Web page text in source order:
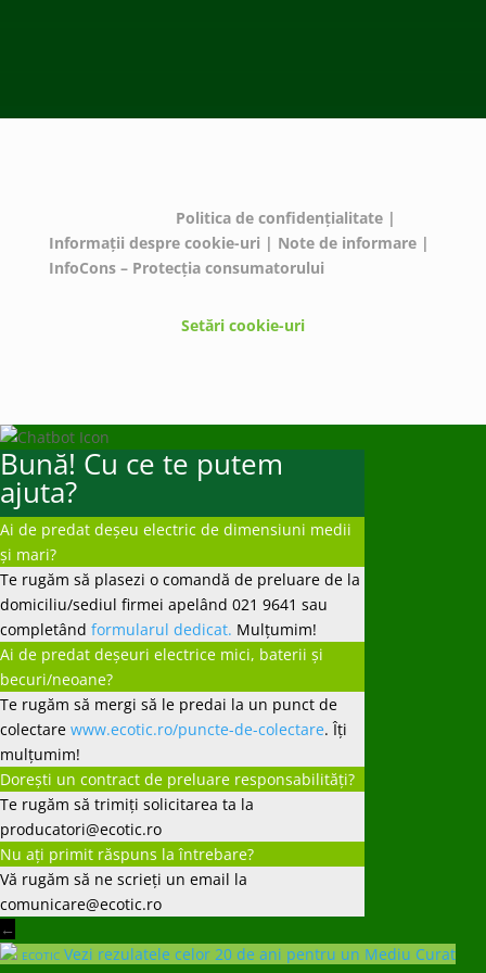
Politica de confidențialitate|
Informații despre cookie-uri | Note de informare|
InfoCons – Protecția consumatorului
Setări cookie-uri
Bună! Cu ce te putem
ajuta?
Ai de predat deșeu electric de dimensiuni medii
și mari?
Te rugăm să plasezi o comandă de preluare de la
domiciliu/sediul firmei apelând 021 9641 sau
completând formularul dedicat. Mulțumim!
Ai de predat deșeuri electrice mici, baterii și
becuri/neoane?
Te rugăm să mergi să le predai la un punct de
colectare www.ecotic.ro/puncte-de-colectare. Îți
mulțumim!
Dorești un contract de preluare responsabilități?
Te rugăm să trimiți solicitarea ta la
producatori@ecotic.ro
Nu ați primit răspuns la întrebare?
Vă rugăm să ne scrieți un email la
comunicare@ecotic.ro
←
ECOTIC Vezi rezulatele celor 20 de ani pentru un Mediu Curat